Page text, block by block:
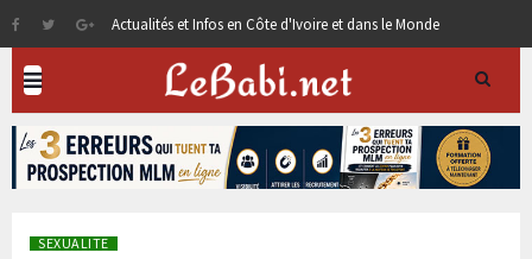
Actualités et Infos en Côte d'Ivoire et dans le Monde
SEXUALITE